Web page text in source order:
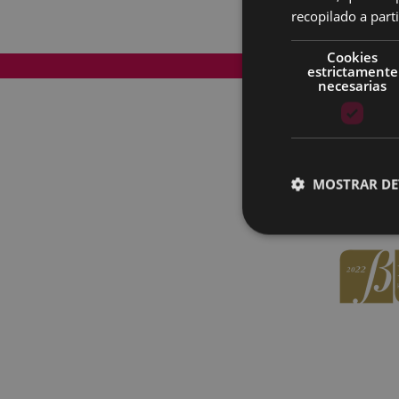
Mapa del Sitio
recopilado a
Cookies
estrictamente
necesarias
MOSTRAR